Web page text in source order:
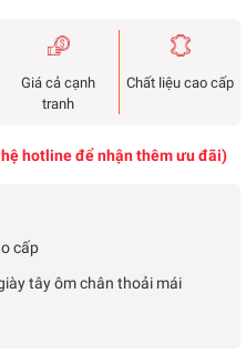
Giá cả cạnh
tranh
Chất liệu cao cấp
hotline để nhận thêm ưu đãi)
cấp
tây ôm chân thoải mái